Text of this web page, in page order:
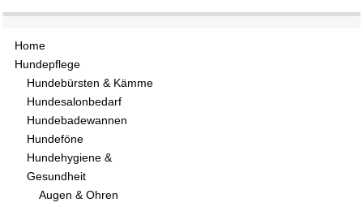
Home
Hundepflege
Hundebürsten & Kämme
Hundesalonbedarf
Hundebadewannen
Hundeföne
Hundehygiene &
Gesundheit
Augen & Ohren